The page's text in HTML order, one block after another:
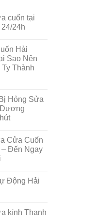
cuốn tại
24h
Hải
Sao Nên
Thành
Hỏng Sửa
Cửa Cuốn
Đến Ngay
Động Hải
kính Thanh